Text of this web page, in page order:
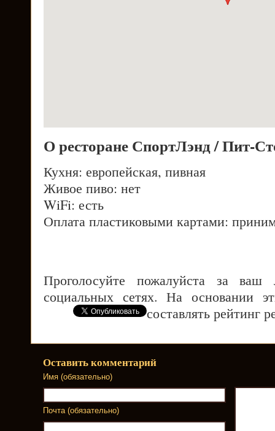
О ресторане СпортЛэнд / Пит-
Кухня: европейская, пивная
Живое пиво: нет
WiFi: есть
Оплата пластиковыми картами:
Проголосуйте пожалуйста за
социальных сетях. На основании
составлять рейтинг
Оставить комментарий
Имя (обязательно)
Почта (обязательно)